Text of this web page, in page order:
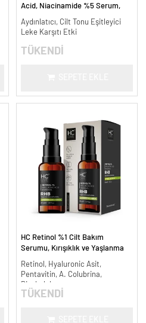
Acid, Niacinamide %5 Serum,
ml.
Aydınlatıcı, Cilt Tonu Eşitleyici
Leke Karşıtı Etki
TÜKENDİ
HC Retinol %1 Cilt Bakım
Serumu, Kırışıklık ve Yaşlanma
Retinol, Hyaluronic Asit,
Pentavitin, A. Colubrina,
Bisabolol
TÜKENDİ